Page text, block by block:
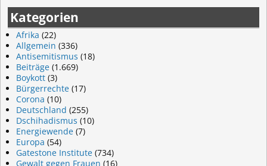
Kategorien
Afrika (22)
Allgemein (336)
Antisemitismus (18)
Beiträge (1.669)
Boykott (3)
Bürgerrechte (17)
Corona (10)
Deutschland (255)
Dschihadismus (10)
Energiewende (7)
Europa (54)
Gatestone Institute (734)
Gewalt gegen Frauen (16)